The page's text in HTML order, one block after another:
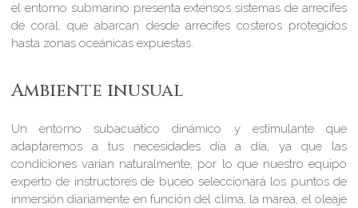
el entorno submarino presenta extensos sistemas de arrecifes
de coral, que abarcan desde arrecifes costeros protegidos
hasta zonas oceánicas expuestas.
Ambiente inusual
Un entorno subacuático dinámico y estimulante que
adaptaremos a tus necesidades día a día, ya que las
condiciones varían naturalmente, por lo que nuestro equipo
experto de instructores de buceo seleccionará los puntos de
inmersión diariamente en función del clima, la marea, el oleaje